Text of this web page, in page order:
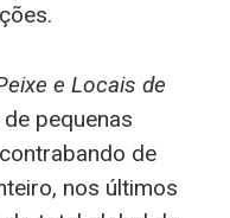
e Locais de
pequenas
de
nos últimos